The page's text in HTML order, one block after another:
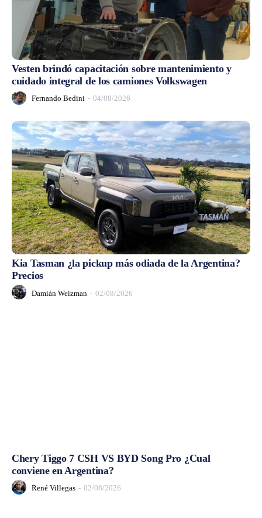
Vesten brindó capacitación sobre mantenimiento y
cuidado integral de los camiones Volkswagen
Fernando Bedini - 04/08/2026
Kia Tasman ¿la pickup más odiada de la Argentina?
Precios
Damián Weizman - 02/08/2026
Chery Tiggo 7 CSH VS BYD Song Pro ¿Cual
conviene en Argentina?
René Villegas - 02/08/2026